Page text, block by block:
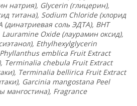
натрия), Glycerin (глицерин),
титана), Sodium Chloride (хлорид
(динатриевая соль ЭДТА), BHT
Lauramine Oxide (лаурамин оксид),
Ethylhexylglycerin
emblica Fruit Extract
Terminalia chebula Fruit Extract
Terminalia bellirica Fruit Extract
Garcinia mangostana Peel
мангостина), Fragrance